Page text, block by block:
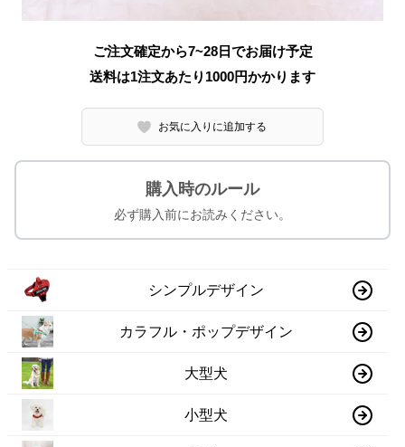
ご注文確定から7~28日でお届け予定
送料は1注文あたり 1000円かかります
お気に入りに追加する
購入時のルール
必ず購入前にお読みください。
シンプルデザイン
カラフル・ポップデザイン
大型犬
小型犬